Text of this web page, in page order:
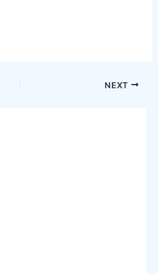
NEXT